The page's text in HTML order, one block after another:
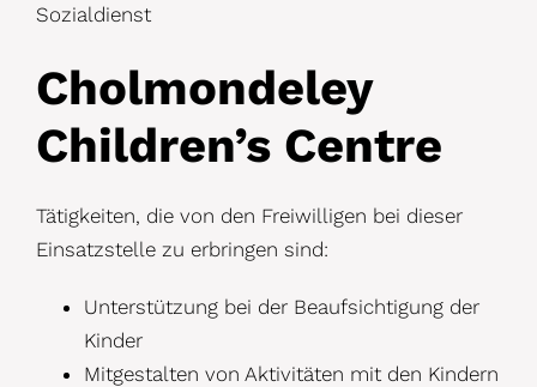
Sozialdienst
Cholmondeley
Children’s Centre
Tätigkeiten, die von den Freiwilligen bei dieser
Einsatzstelle zu erbringen sind:
Unterstützung bei der Beaufsichtigung der
Kinder
Mitgestalten von Aktivitäten mit den Kindern